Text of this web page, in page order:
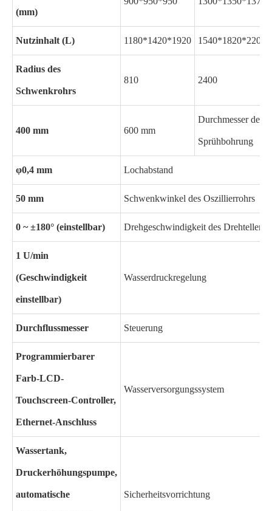
(mm)
Nutzinhalt (L) 1180*1420*1920 1540*1820*2200
Radius des
Schwenkrohrs
810 2400
400 mm 600 mm
Durchmesser der
Sprühbohrung
φ0,4 mm Lochabstand
50 mm Schwenkwinkel des Oszillierrohrs
0 ~ ±180° (einstellbar) Drehgeschwindigkeit des Drehtellers
1 U/min
(Geschwindigkeit
einstellbar)
Wasserdruckregelung
Durchflussmesser Steuerung
Programmierbarer
Farb-LCD-
Touchscreen-Controller,
Ethernet-Anschluss
Wasserversorgungssystem
Wassertank,
Druckerhöhungspumpe,
automatische Sicherheitsvorrichtung